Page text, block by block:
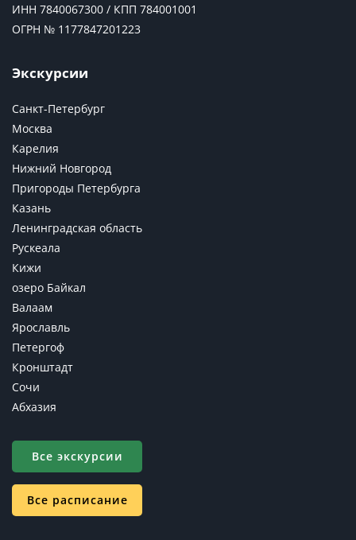
ИНН 7840067300 / КПП 784001001
ОГРН № 1177847201223
Экскурсии
Санкт-Петербург
Москва
Карелия
Нижний Новгород
Пригороды Петербурга
Казань
Ленинградская область
Рускеала
Кижи
озеро Байкал
Валаам
Ярославль
Петергоф
Кронштадт
Сочи
Абхазия
Все экскурсии
Все расписание